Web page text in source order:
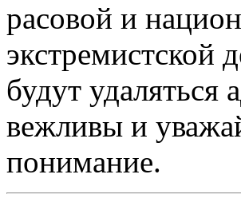
расовой и
экстремистской
будут удаляться
вежливы и
понимание.